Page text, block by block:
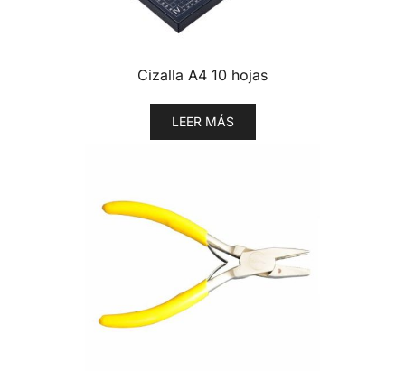
Cizalla A4 10 hojas
LEER MÁS